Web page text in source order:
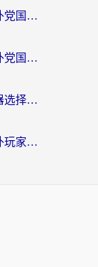
德国怎么玩地鼠传奇不卡顿？海外党国服游戏加速全攻略（含战双EVE实用指南）
超越时空的猫加速器排行榜：海外党国服游戏不卡顿的终极选择指南
英国玩枪神纪总卡顿？这篇加速器选择指南帮你告别延迟（附实测推荐）
最强蜗牛迅游加速器有用吗？海外玩家国服游戏加速避坑指南（附德国玩忍者必须死3流星蝴蝶剑解决办法）